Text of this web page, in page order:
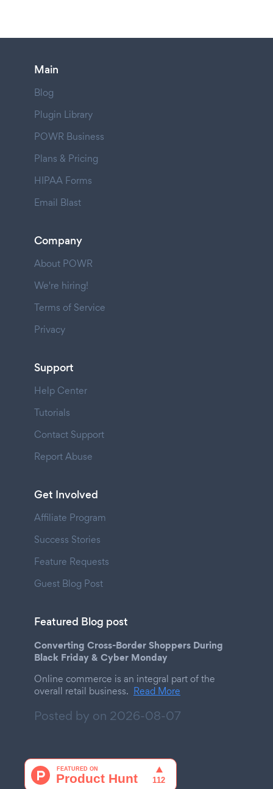
Main
Blog
Plugin Library
POWR Business
Plans & Pricing
HIPAA Forms
Email Blast
Company
About POWR
We're hiring!
Terms of Service
Privacy
Support
Help Center
Tutorials
Contact Support
Report Abuse
Get Involved
Affiliate Program
Success Stories
Feature Requests
Guest Blog Post
Featured Blog post
Converting Cross-Border Shoppers During
Black Friday & Cyber Monday
Online commerce is an integral part of the
overall retail business. Read More
Posted by on 2026-08-07